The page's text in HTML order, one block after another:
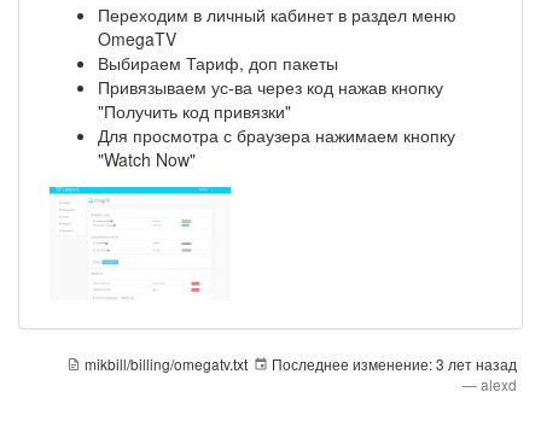
Переходим в личный кабинет в раздел меню
OmegaTV
Выбираем Тариф, доп пакеты
Привязываем ус-ва через код нажав кнопку
"Получить код привязки"
Для просмотра с браузера нажимаем кнопку
"Watch Now"
mikbill/billing/omegatv.txt Последнее изменение:3 лет назад
—alexd